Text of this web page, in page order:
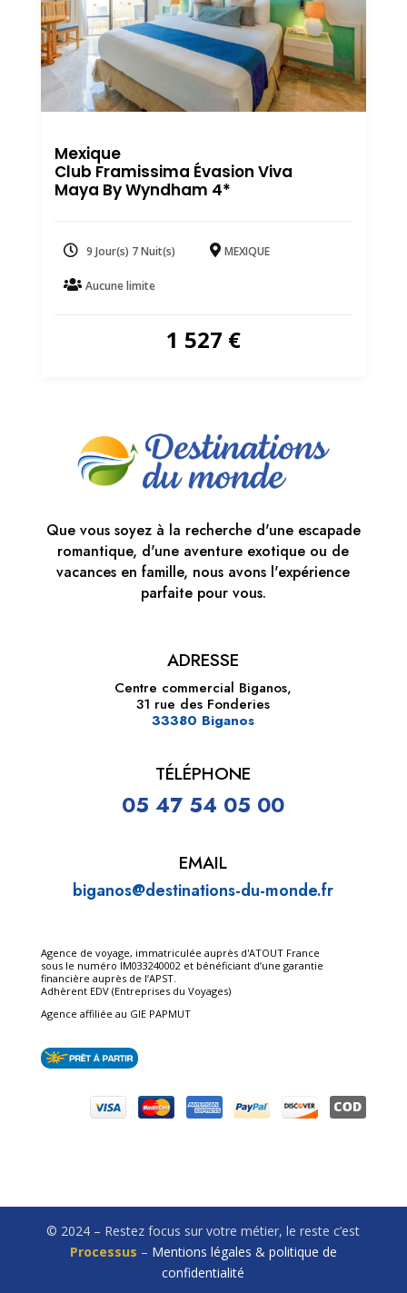
Mexique
Club Framissima Évasion Viva
Maya By Wyndham 4*
9 Jour(s) 7 Nuit(s) MEXIQUE
Aucune limite
1 527 €
Que vous soyez à la recherche d'une escapade
romantique, d'une aventure exotique ou de
vacances en famille, nous avons l'expérience
parfaite pour vous.
ADRESSE
Centre commercial Biganos,
31 rue des Fonderies
33380 Biganos
TÉLÉPHONE
05 47 54 05 00
EMAIL
biganos@destinations-du-monde.fr
Agence de voyage, immatriculée auprès d'ATOUT France
sous le numéro IM033240002 et bénéficiant d’une garantie
financière auprès de l’APST.
Adhèrent EDV (Entreprises du Voyages)
Agence affiliée au GIE PAPMUT
© 2024 – Restez focus sur votre métier, le reste c’est
Processus – Mentions légales & politique de
confidentialité